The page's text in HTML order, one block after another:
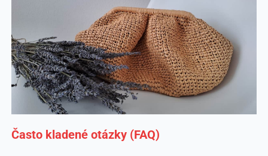
Často kladené otázky (FAQ)